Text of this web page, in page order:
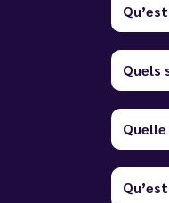
Quels